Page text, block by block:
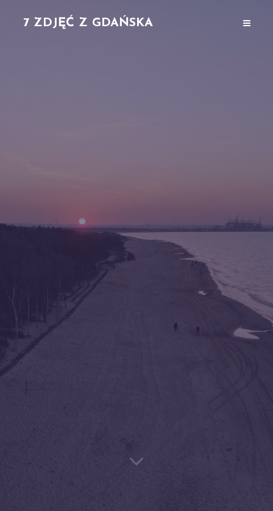
7 ZDJĘĆ Z GDAŃSKA